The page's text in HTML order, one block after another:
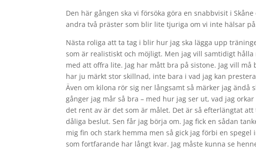
Den här gången ska vi försöka göra en snabbvisit i
andra två präster som blir lite tjuriga om vi inte hälsar
Nästa roliga att ta tag i blir hur jag ska lägga upp
som är realistiskt och möjligt. Men jag vill samtidigt
med att offra lite. Jag har mått bra på sistone. Jag vill
har ju märkt stor skillnad, inte bara i vad jag kan
Även om kilona rör sig ner långsamt så märker jag
gånger jag mår så bra – med hur jag ser ut, vad jag
det rent av är det som är målet. Det är så efterlängtat
dåliga beslut. Sen får jag börja om. Jag fick en sådan
mig fin och stark hemma men så gick jag förbi en
som fortfarande har långt kvar. Jag måste kunna se